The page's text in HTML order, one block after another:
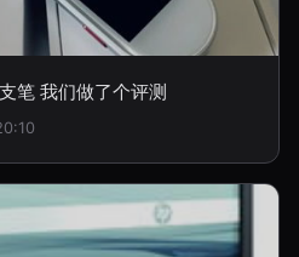
笔 我们做了个评测